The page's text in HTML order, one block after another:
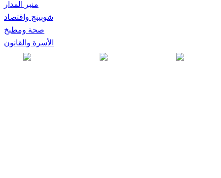
منبر المدار
شوبينج واقتصاد
صحة ومطبخ
الأسرة والقانون